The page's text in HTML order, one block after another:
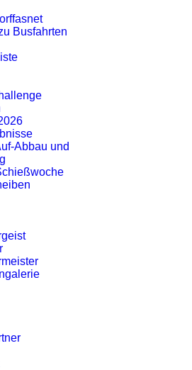
Busfahrten
Abbau und